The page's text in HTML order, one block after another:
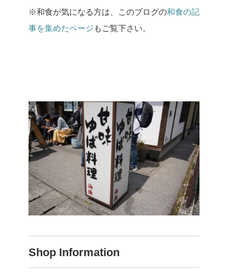
※和食が気になる方は、このブログの和食の記
事を集めたページ もご覧下さい。
Shop Information